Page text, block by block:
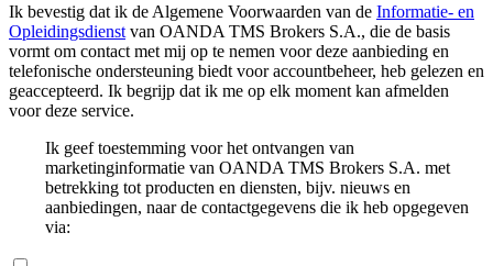
Ik bevestig dat ik de Algemene Voorwaarden van de Informatie- en
Opleidingsdienst van OANDA TMS Brokers S.A., die de basis
vormt om contact met mij op te nemen voor deze aanbieding en
telefonische ondersteuning biedt voor accountbeheer, heb gelezen en
geaccepteerd. Ik begrijp dat ik me op elk moment kan afmelden
voor deze service.
Ik geef toestemming voor het ontvangen van
marketinginformatie van OANDA TMS Brokers S.A. met
betrekking tot producten en diensten, bijv. nieuws en
aanbiedingen, naar de contactgegevens die ik heb opgegeven
via: